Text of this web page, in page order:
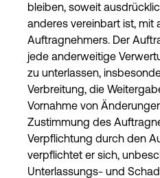
bleiben, soweit
anderes vereinbart ist, mit
Auftragnehmers. Der
jede anderweitige
zu unterlassen,
Verbreitung, die
Vornahme von
Zustimmung des
Verpflichtung durch den
verpflichtet er sich,
Unterlassungs- und